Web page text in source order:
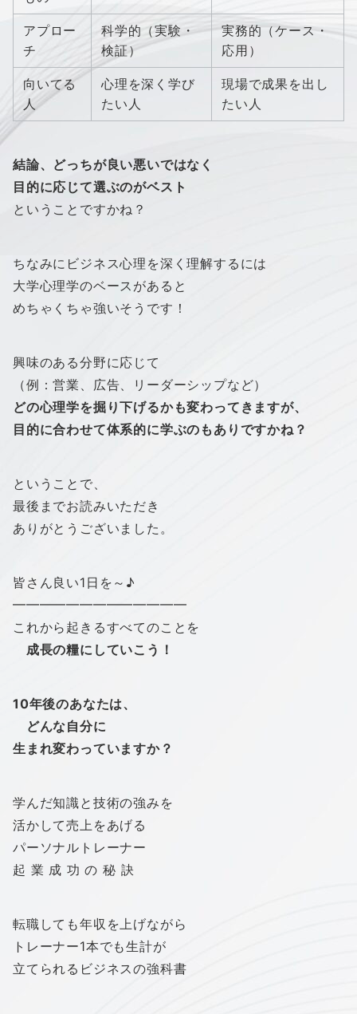
アプロー
チ
科学的（実験・
検証）
実務的（ケース・
応用）
向いてる
人
心理を深く学び
たい人
現場で成果を出し
たい人
結論、どっちが良い悪いではなく
目的に応じて選ぶのがベスト
ということですかね？
ちなみにビジネス心理を深く理解するには
大学心理学のベースがあると
めちゃくちゃ強いそうです！
興味のある分野に応じて
（例：営業、広告、リーダーシップなど）
どの心理学を掘り下げるかも変わってきますが、
目的に合わせて体系的に学ぶのもありですかね？
ということで、
最後までお読みいただき
ありがとうございました。
皆さん良い1日を～♪
━━━━━━━━━━━━━
これから起きるすべてのことを
成長の糧にしていこう！
10年後のあなたは、
どんな自分に
生まれ変わっていますか？
学んだ知識と技術の強みを
活かして売上をあげる
パーソナルトレーナー
起 業 成 功 の 秘 訣
転職しても年収を上げながら
トレーナー1本でも生計が
立てられるビジネスの強科書